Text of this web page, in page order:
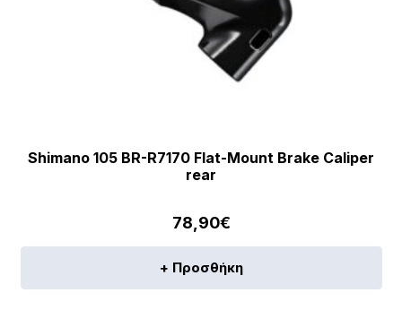
Shimano 105 BR-R7170 Flat-Mount Brake Caliper
rear
78,90€
+ Προσθήκη